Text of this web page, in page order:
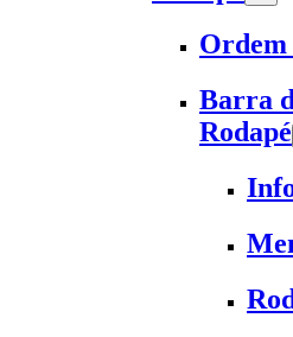
Ordem
Barra
Rodapé